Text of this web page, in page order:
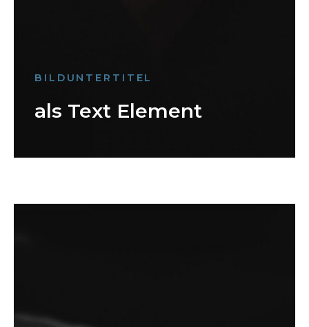
BILDUNTERTITEL
als Text Element